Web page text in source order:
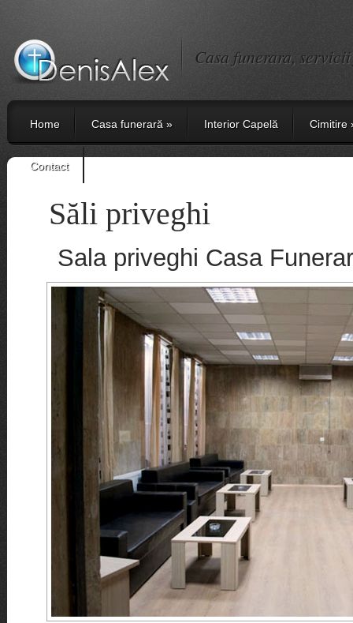
Casa funerara,
Home Casa funerară» Interior Capelă Cimitire
Contact
Săli priveghi
Sala priveghi Casa